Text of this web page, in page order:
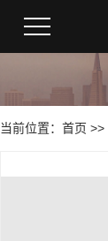
当前位置： 首页 >>